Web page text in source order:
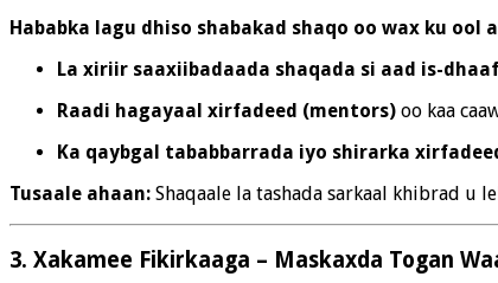
Hababka lagu dhiso shabakad shaqo oo wax ku ool
La xiriir saaxiibadaada shaqada si aad is-
Raadi hagayaal xirfadeed (mentors) oo kaa
Ka qaybgal tababbarrada iyo shirarka
Tusaale ahaan: Shaqaale la tashada sarkaal khibrad u
3. Xakamee Fikirkaaga – Maskaxda Togan